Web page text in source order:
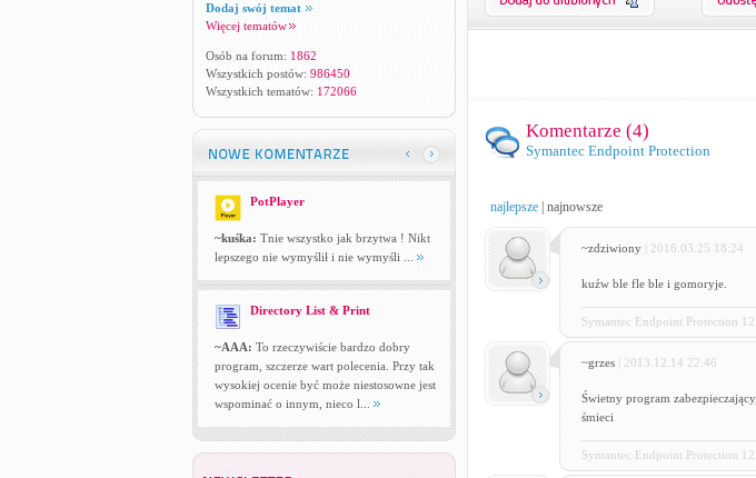
Dodaj swój temat
Więcej tematów
Osób na forum: 1862
Wszystkich postów: 986450
Wszystkich tematów: 172066
PotPlayer
~kuśka: Tnie wszystko jak brzytwa ! Nikt
lepszego nie wymyślił i nie wymyśli ...
Directory List & Print
~AAA: To rzeczywiście bardzo dobry
program, szczerze wart polecenia. Przy tak
wysokiej ocenie być może niestosowne jest
wspominać o innym, nieco l...
Komentarze (4)
Symantec Endpoint Protection
najlepsze| najnowsze
~zdziwiony | 2016.03.25 18:24
kuźw ble fle ble i gomoryje.
Symantec Endpoint Protection
~grzes | 2013.12.14 22:46
Świetny program
śmieci
Symantec Endpoint Protection